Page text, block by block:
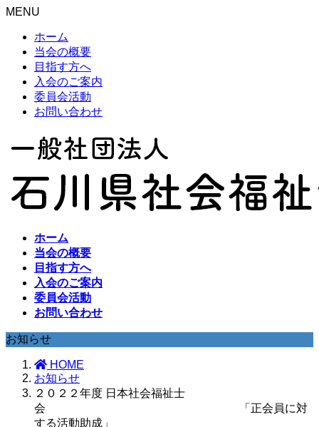
MENU
ホーム
当会の概要
目指す方へ
入会のご案内
委員会活動
お問い合わせ
ホーム
当会の概要
目指す方へ
入会のご案内
委員会活動
お問い合わせ
お知らせ
HOME
お知らせ
２０２２年度 日本社会福祉士
会 「正会員に対
する活動助成」